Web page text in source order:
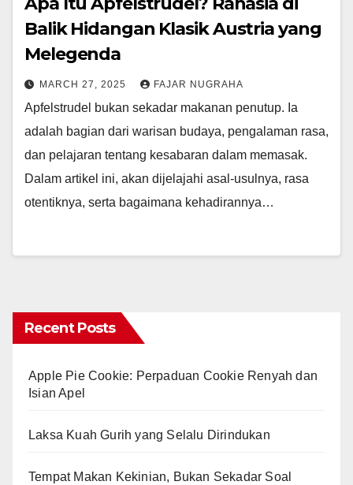
Balik Hidangan Klasik Austria yang
Melegenda
MARCH 27, 2025 FAJAR NUGRAHA
Apfelstrudel bukan sekadar makanan penutup. Ia
adalah bagian dari warisan budaya, pengalaman rasa,
dan pelajaran tentang kesabaran dalam memasak.
Dalam artikel ini, akan dijelajahi asal-usulnya, rasa
otentiknya, serta bagaimana kehadirannya…
Recent Posts
Apple Pie Cookie: Perpaduan Cookie Renyah dan
Isian Apel
Laksa Kuah Gurih yang Selalu Dirindukan
Tempat Makan Kekinian, Bukan Sekadar Soal